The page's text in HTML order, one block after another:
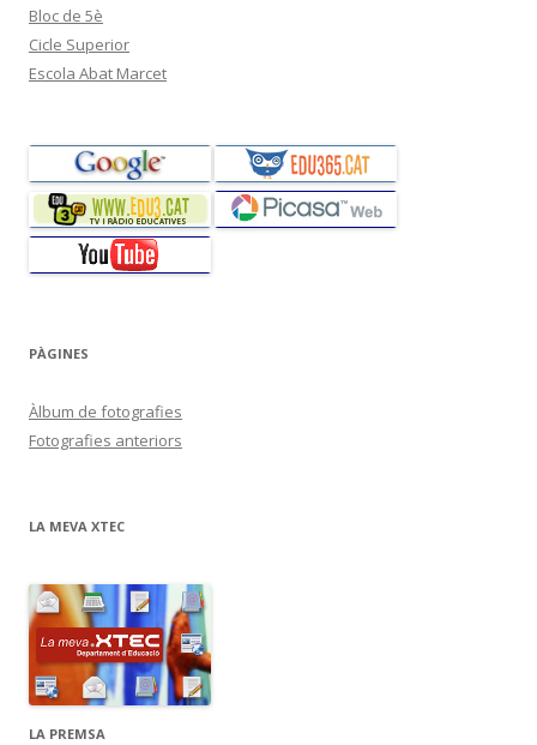
Bloc de 5è
Cicle Superior
Escola Abat Marcet
PÀGINES
Àlbum de fotografies
Fotografies anteriors
LA MEVA XTEC
LA PREMSA